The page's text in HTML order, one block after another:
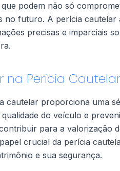
podem não só
no futuro. A perícia
precisas e imparciais
na Perícia Cautelar
cautelar proporciona uma
do veículo e
para a valorização
crucial da perícia
e sua segurança.